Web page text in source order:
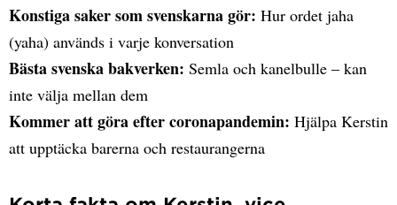
Konstiga saker som svenskarna gör: Hur ordet jaha
(yaha) används i varje konversation
Bästa svenska bakverken: Semla och kanelbulle – kan
inte välja mellan dem
Kommer att göra efter coronapandemin: Hjälpa Kerstin
att upptäcka barerna och restaurangerna